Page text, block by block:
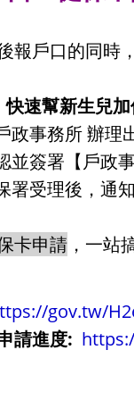
報戶口的同時
速幫新生兒
政事務所 辦理
並簽署【戶政
署受理後，通
卡申請 ，一站
gov.tw/
請進度: